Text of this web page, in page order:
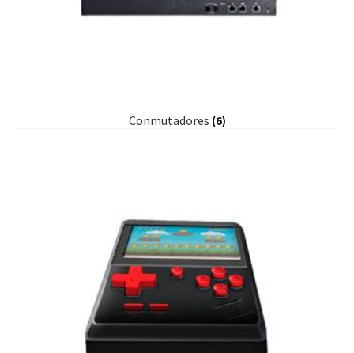
Conmutadores (6)